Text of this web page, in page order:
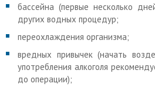
бассейна (первые несколько
других водных процедур;
переохлаждения организма;
вредных привычек (начать
употребления алкоголя
до операции);